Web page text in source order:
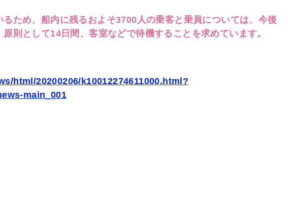
ため、船内に残るおよそ3700人の乗客と乗員については、今後
則として14日間、客室などで待機することを求めています。
html/20200206/k10012274611000.html?
main_001